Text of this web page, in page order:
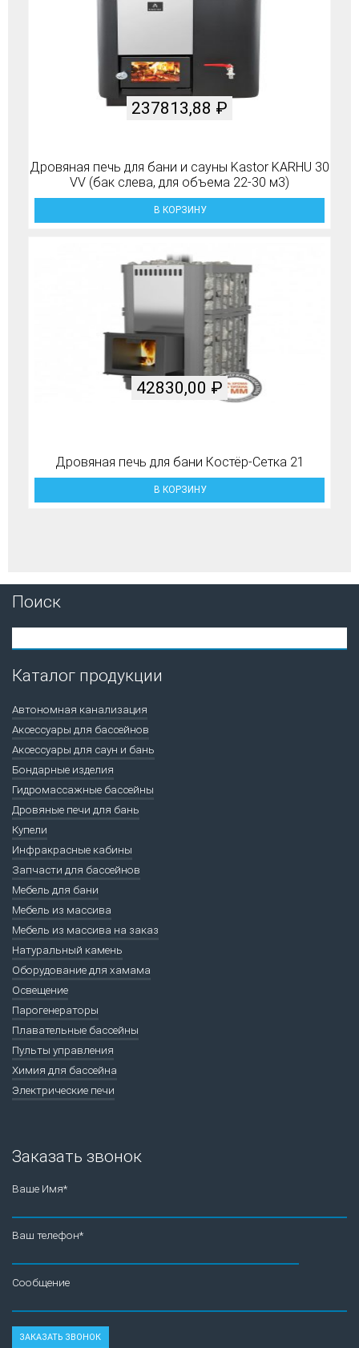
Дровяная печь для бани и сауны Kastor KARHU 30
VV (бак слева, для объема 22-30 м3)
237813,88 ₽
В КОРЗИНУ
Дровяная печь для бани Костёр-Сетка 21
42830,00 ₽
В КОРЗИНУ
Поиск
Каталог продукции
Автономная канализация
Аксессуары для бассейнов
Аксессуары для саун и бань
Бондарные изделия
Гидромассажные бассейны
Дровяные печи для бань
Купели
Инфракрасные кабины
Запчасти для бассейнов
Мебель для бани
Мебель из массива
Мебель из массива на заказ
Натуральный камень
Оборудование для хамама
Освещение
Парогенераторы
Плавательные бассейны
Пульты управления
Химия для бассейна
Электрические печи
Заказать звонок
Ваше Имя*
Ваш телефон*
Сообщение